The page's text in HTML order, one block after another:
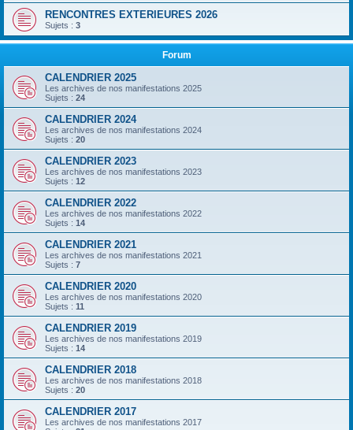
RENCONTRES EXTERIEURES 2026
Sujets : 3
Forum
CALENDRIER 2025
Les archives de nos manifestations 2025
Sujets : 24
CALENDRIER 2024
Les archives de nos manifestations 2024
Sujets : 20
CALENDRIER 2023
Les archives de nos manifestations 2023
Sujets : 12
CALENDRIER 2022
Les archives de nos manifestations 2022
Sujets : 14
CALENDRIER 2021
Les archives de nos manifestations 2021
Sujets : 7
CALENDRIER 2020
Les archives de nos manifestations 2020
Sujets : 11
CALENDRIER 2019
Les archives de nos manifestations 2019
Sujets : 14
CALENDRIER 2018
Les archives de nos manifestations 2018
Sujets : 20
CALENDRIER 2017
Les archives de nos manifestations 2017